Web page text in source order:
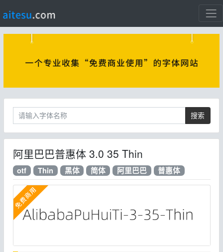
搜索
阿里巴巴普惠体 3.0 35 Thin
otf Thin 黑体 简体 阿里巴巴 普惠体